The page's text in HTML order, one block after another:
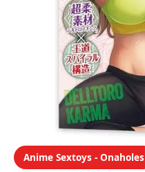
Anime Sextoys - Onaholes